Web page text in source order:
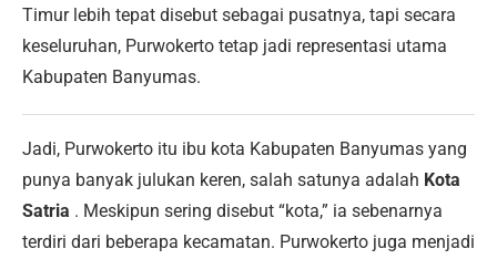
Timur lebih tepat disebut sebagai pusatnya, tapi secara
keseluruhan, Purwokerto tetap jadi representasi utama
Kabupaten Banyumas.
Jadi, Purwokerto itu ibu kota Kabupaten Banyumas yang
punya banyak julukan keren, salah satunya adalah Kota
Satria . Meskipun sering disebut “kota,” ia sebenarnya
terdiri dari beberapa kecamatan. Purwokerto juga menjadi